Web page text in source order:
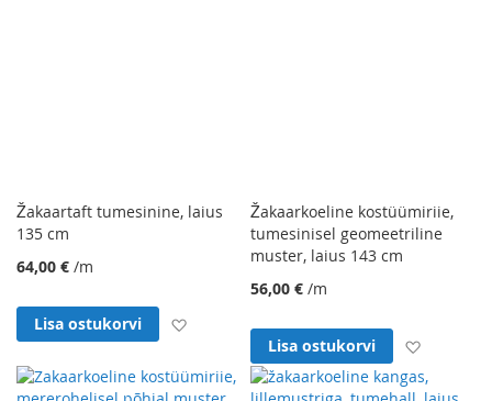
Žakaartaft tumesinine, laius
135 cm
64,00 € /m
Lisa ostukorvi Lisa soovinimekirja
Žakaarkoeline kostüümiriie,
tumesinisel geomeetriline
muster, laius 143 cm
56,00 € /m
Lisa ostukorvi